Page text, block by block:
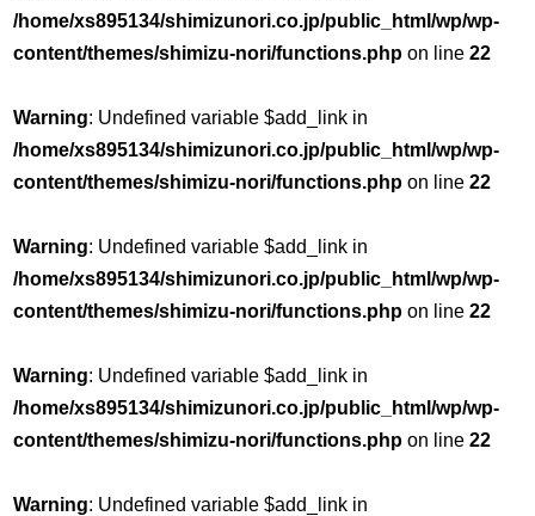
/home/xs895134/shimizunori.co.jp/public_html/wp/wp-
content/themes/shimizu-nori/functions.php on line22
Warning: Undefined variable $add_link in
/home/xs895134/shimizunori.co.jp/public_html/wp/wp-
content/themes/shimizu-nori/functions.php on line22
Warning: Undefined variable $add_link in
/home/xs895134/shimizunori.co.jp/public_html/wp/wp-
content/themes/shimizu-nori/functions.php on line22
Warning: Undefined variable $add_link in
/home/xs895134/shimizunori.co.jp/public_html/wp/wp-
content/themes/shimizu-nori/functions.php on line22
Warning: Undefined variable $add_link in